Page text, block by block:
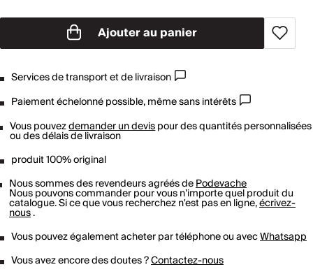
Ajouter au panier
Services de transport et de livraison
Paiement échelonné possible, même sans intérêts
Vous pouvezdemander un devispour des quantités personnalisées
ou des délais de livraison
produit 100% original
Nous sommes des revendeurs agréés dePodevache
Nous pouvons commander pour vous n’importe quel produit du
catalogue. Si ce que vous recherchez n'est pas en ligne,écrivez-
nous.
Vous pouvez également acheter par téléphone ou avecWhatsapp
Vous avez encore des doutes ?Contactez-nous